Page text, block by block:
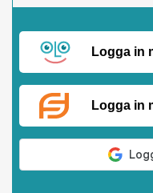
Logga in
Logga in